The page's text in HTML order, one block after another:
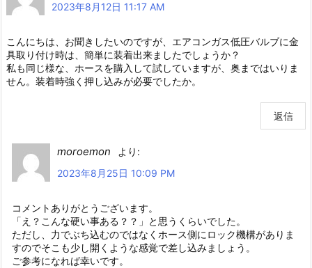
2023年8月12日 11:17 AM
こんにちは、お聞きしたいのですが、エアコンガス低圧バルブに金
具取り付け時は、簡単に装着出来ましたでしょうか？
私も同じ様な、ホースを購入して試していますが、奥まではいりま
せん。装着時強く押し込みが必要でしたか。
返信
moroemon
より:
2023年8月25日 10:09 PM
コメントありがとうございます。
「え？こんな硬い事ある？？」と思うくらいでした。
ただし、力でぶち込むのではなくホース側にロック機構がありま
すのでそこも少し開くような感覚で差し込みましょう。
ご参考になれば幸いです。